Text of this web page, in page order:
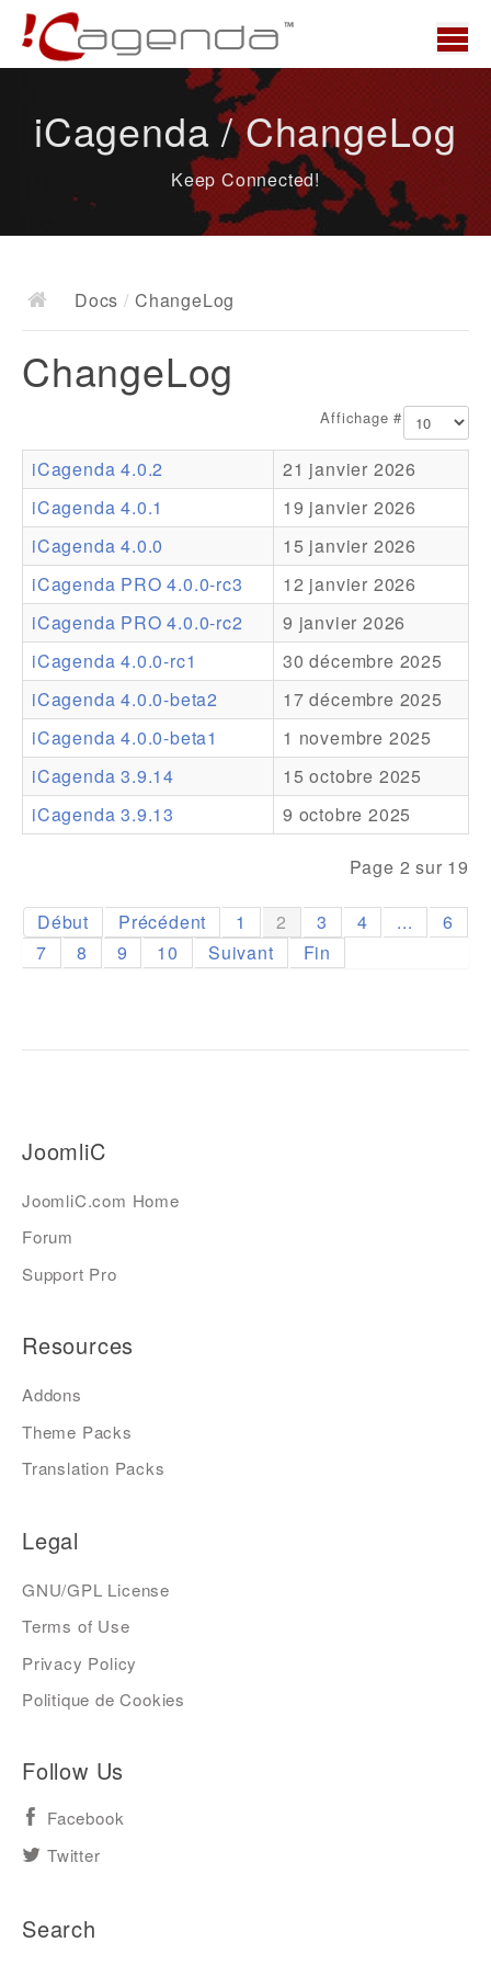
News
Docs
Documentation
Ressources
Addons
Theme Packs
Translation Packs
Support
Forum
Support Pro
iCagenda / ChangeLog
Keep Connected!
Docs / ChangeLog
ChangeLog
Affichage #
iCagenda 4.0.2
21 janvier 2026
iCagenda 4.0.1
19 janvier 2026
iCagenda 4.0.0
15 janvier 2026
iCagenda PRO 4.0.0-rc3
12 janvier 2026
iCagenda PRO 4.0.0-rc2
9 janvier 2026
iCagenda 4.0.0-rc1
30 décembre 2025
iCagenda 4.0.0-beta2
17 décembre 2025
iCagenda 4.0.0-beta1
1 novembre 2025
iCagenda 3.9.14
15 octobre 2025
iCagenda 3.9.13
9 octobre 2025
Page 2 sur 19
Début Précédent 1 2 3 4 ...
6
7
8 9 10 Suivant Fin
JoomliC
JoomliC.com Home
Forum
Support Pro
Resources
Addons
Theme Packs
Translation Packs
Legal
GNU/GPL License
Terms of Use
Privacy Policy
Politique de Cookies
Follow Us
Facebook
Twitter
Search